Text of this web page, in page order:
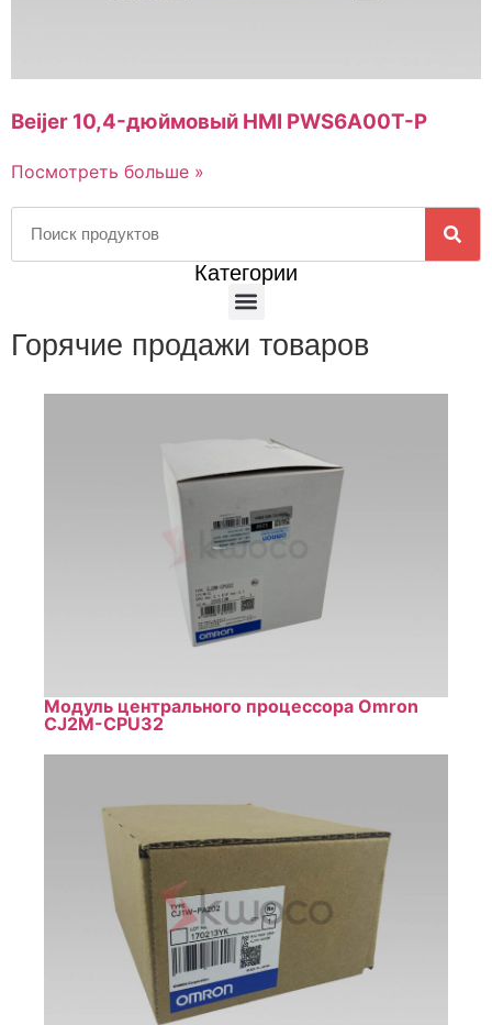
Категории
Горячие продажи товаров
Модуль центрального процессора Omron
CJ2M-CPU32
Beijer 10,4-дюймовый HMI PWS6A00T-P
Посмотреть больше »